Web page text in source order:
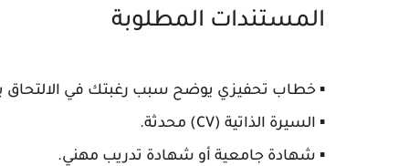
المستندات المطلوبة
▪️ خطاب تحفيزي يوضح سبب رغبتك في الالتحاق
▪️ السيرة الذاتية (CV) محدثة.
▪️ شهادة جامعية أو شهادة تدريب مهني.